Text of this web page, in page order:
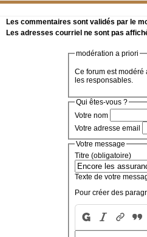
Les commentaires sont validés par le
Les adresses courriel ne sont pas
modération a priori
Ce forum est modéré
les responsables.
Qui êtes-vous ?
Votre nom
Votre adresse email
Votre message
Titre (obligatoire)
Texte de votre
Pour créer des